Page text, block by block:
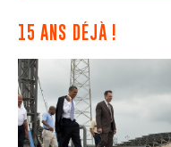
15 ANS DÉJÀ !